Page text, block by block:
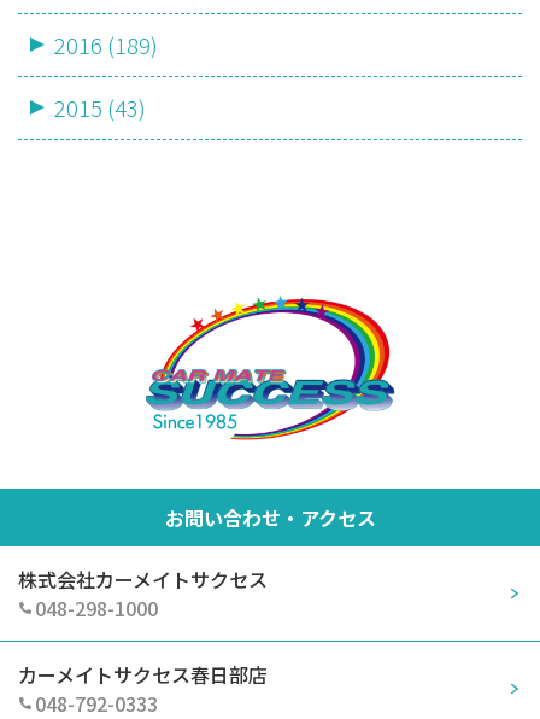
2016 (189)
2015 (43)
お問い合わせ・アクセス
株式会社カーメイトサクセス
048-298-1000
カーメイトサクセス春日部店
048-792-0333